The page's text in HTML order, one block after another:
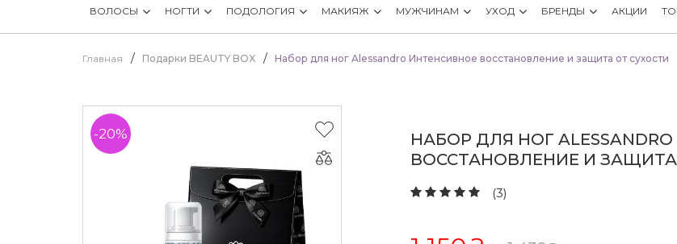
ВОЛОСЫ НОГТИ ПОДОЛОГИЯ МАКИЯЖ МУЖЧИНАМ УХОД БРЕНДЫ АКЦИИ
Главная Подарки BEAUTY BOX Набор для ног Alessandro Интенсивное восстановление и защита от сухости
-20%
НАБОР ДЛЯ НОГ
ВОССТАНОВЛЕНИЕ И
(3)